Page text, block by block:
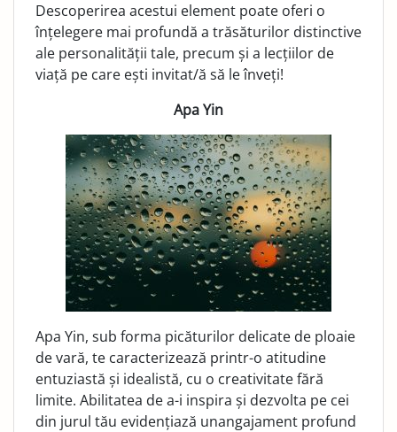
Descoperirea acestui element poate oferi o
înțelegere mai profundă a trăsăturilor distinctive
ale personalității tale, precum și a lecțiilor de
viață pe care ești invitat/ă să le înveți!
Apa Yin
Apa Yin, sub forma picăturilor delicate de ploaie
de vară, te caracterizează printr-o atitudine
entuziastă și idealistă, cu o creativitate fără
limite. Abilitatea de a-i inspira și dezvolta pe cei
din jurul tău evidențiază unangajament profund